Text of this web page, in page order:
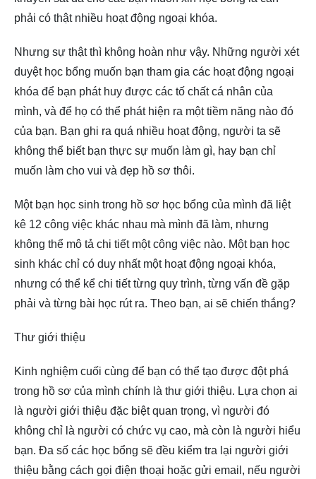
phải có thật nhiều hoạt động ngoại khóa.
Nhưng sự thật thì không hoàn như vậy. Những người xét
duyệt học bổng muốn bạn tham gia các hoạt động ngoại
khóa để bạn phát huy được các tố chất cá nhân của
mình, và để họ có thể phát hiện ra một tiềm năng nào đó
của bạn. Bạn ghi ra quá nhiều hoạt động, người ta sẽ
không thể biết bạn thực sự muốn làm gì, hay bạn chỉ
muốn làm cho vui và đẹp hồ sơ thôi.
Một bạn học sinh trong hồ sơ học bổng của mình đã liệt
kê 12 công việc khác nhau mà mình đã làm, nhưng
không thể mô tả chi tiết một công việc nào. Một bạn học
sinh khác chỉ có duy nhất một hoạt động ngoại khóa,
nhưng có thể kể chi tiết từng quy trình, từng vấn đề gặp
phải và từng bài học rút ra. Theo bạn, ai sẽ chiến thắng?
Thư giới thiệu
Kinh nghiệm cuối cùng để bạn có thể tạo được đột phá
trong hồ sơ của mình chính là thư giới thiệu. Lựa chọn ai
là người giới thiệu đặc biệt quan trọng, vì người đó
không chỉ là người có chức vụ cao, mà còn là người hiểu
bạn. Đa số các học bổng sẽ đều kiểm tra lại người giới
thiệu bằng cách gọi điện thoại hoặc gửi email, nếu người